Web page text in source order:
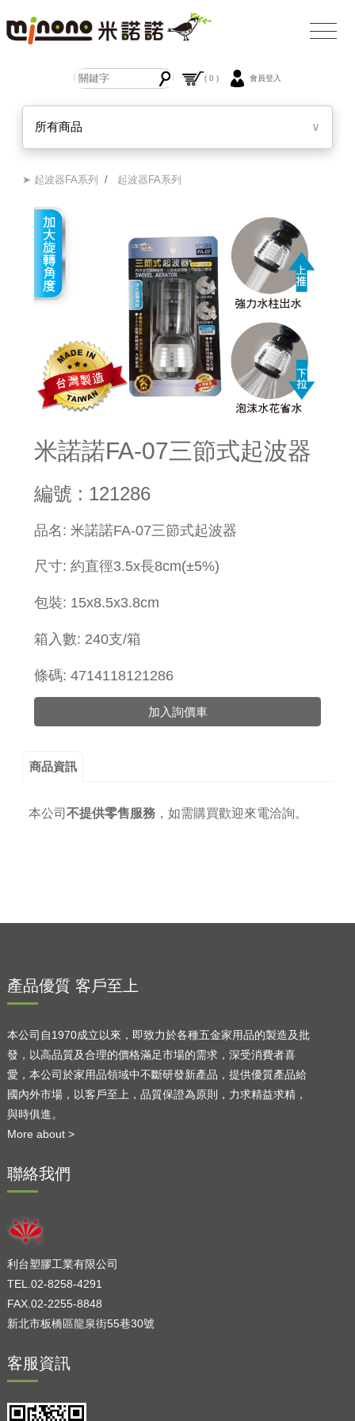
( 0 ) 會員登入
所有商品 ∨
➤ 起波器FA系列 / 起波器FA系列
米諾諾FA-07三節式起波器
編號 : 121286
​品名: 米諾諾FA-07三節式起波器
尺寸: 約直徑3.5x長8cm(±5%)
包裝: 15x8.5x3.8cm
箱入數: 240支/箱
條碼: 4714118121286
加入詢價車
商品資訊
本公司 不提供零售服務， 如需購買歡迎來電洽詢。
產品優質 客戶至上
本公司自1970成立以來，即致力於各種五金家用品的製造及批
發，以高品質及合理的價格滿足市場的需求，深受消費者喜
愛，本公司於家用品領域中不斷研發新產品，提供優質產品給
國內外市場，以客戶至上，品質保證為原則，力求精益求精，
與時俱進。
More about >
聯絡我們
利台塑膠工業有限公司
TEL.02-8258-4291
FAX.02-2255-8848
新北市板橋區龍泉街55巷30號
客服資訊